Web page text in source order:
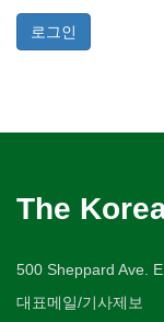
The
500 Sheppard Ave.
대표메일/기사제보